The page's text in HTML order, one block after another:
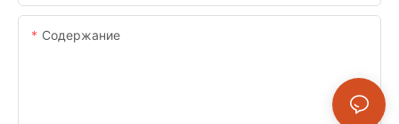
Содержание